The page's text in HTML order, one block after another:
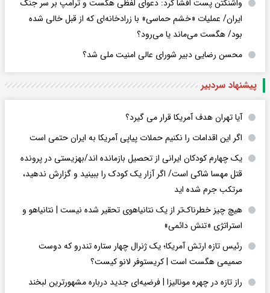
واشنگتن پست افشا کرد: دعوای لفظی هگست و ترامپ بر سر جنگ
ایران/ عملیات «خشم حماسی» با زرادخانه‌ای که از قبل خالی شده
بود/ هگست می‌ماند یا می‌رود؟
محسن رضایی دبیر شورای عالی امنیت ملی شد؟
پیشنهاد سردبیر
آیا تهران هدف آمریکا قرار می گیرد؟
اگر این اقدامات را نکنیم حملات پیاپی آمریکا به ایران حتمی است
یک چهارم کودکان ایرانی از تحصیل بازمانده اند/بهزیستی در پرونده
قتل مهسا شاکی است/ اگر آزار یک کودک را ببینید و گزارش ندهید،
مرتکب جرم شده اید
هیچ چیز خطرناک‌تر از یک نتانیاهوی تحقیر شده نیست | نتانیاهو و
استراتژی «تنش دائمی»
رئیس تازه ارتش آمریکا؛ یک ژنرال چهار ستاره تندرو که دوست
صمیمی هگست است | کریستوفر لانو کیست؟
راز تازه در چهره مونالیزا | فرضیه‌ای جدید درباره مشهورترین لبخند